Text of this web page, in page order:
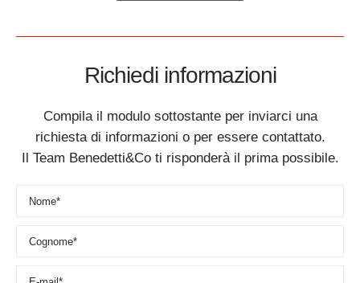
Richiedi informazioni
Compila il modulo sottostante per inviarci una
richiesta di informazioni o per essere contattato.
Il Team Benedetti&Co ti risponderà il prima possibile.